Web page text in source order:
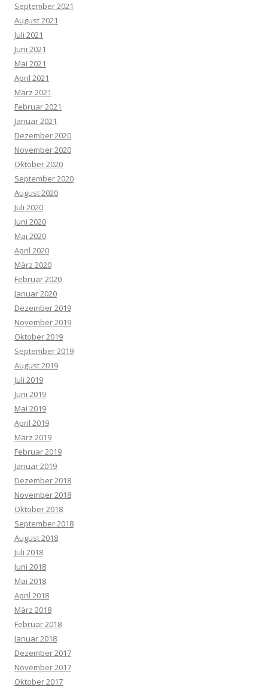
September 2021
August 2021
Juli 2021
Juni 2021
Mai 2021
April 2021
März 2021
Februar 2021
Januar 2021
Dezember 2020
November 2020
Oktober 2020
September 2020
August 2020
Juli 2020
Juni 2020
Mai 2020
April 2020
März 2020
Februar 2020
Januar 2020
Dezember 2019
November 2019
Oktober 2019
September 2019
August 2019
Juli 2019
Juni 2019
Mai 2019
April 2019
März 2019
Februar 2019
Januar 2019
Dezember 2018
November 2018
Oktober 2018
September 2018
August 2018
Juli 2018
Juni 2018
Mai 2018
April 2018
März 2018
Februar 2018
Januar 2018
Dezember 2017
November 2017
Oktober 2017